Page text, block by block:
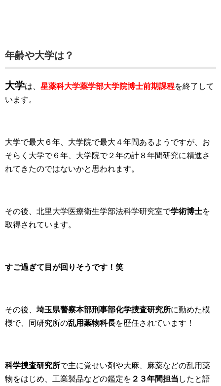
年齢や大学は？
大学は、 星薬科大学薬学部大学院博士前期課程を終了して
います。
大学で最大６年、大学院で最大４年間あるようですが、お
そらく大学で６年、大学院で２年の計８年間研究に精進さ
れてきたのではないかと思われます。
その後、北里大学医療衛生学部法科学研究室で学術博士を
取得されています。
すご過ぎて目が回りそうです！笑
その後、 埼玉県警察本部刑事部化学捜査研究所に勤めた模
様で、同研究所の乱用薬物科長を歴任されています！
科学捜査研究所で主に覚せい剤や大麻、麻薬などの乱用薬
物をはじめ、工業製品などの鑑定を ２３年間担当 したと語